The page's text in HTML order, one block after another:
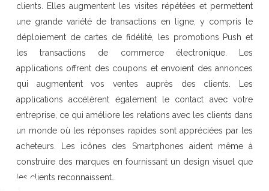
clients. Elles augmentent les visites répétées et permettent
une grande variété de transactions en ligne, y compris le
déploiement de cartes de fidélité, les promotions Push et
les transactions de commerce électronique. Les
applications offrent des coupons et envoient des annonces
qui augmentent vos ventes auprès des clients. Les
applications accélèrent également le contact avec votre
entreprise, ce qui améliore les relations avec les clients dans
un monde où les réponses rapides sont appréciées par les
acheteurs. Les icônes des Smartphones aident même à
construire des marques en fournissant un design visuel que
les clients reconnaissent…